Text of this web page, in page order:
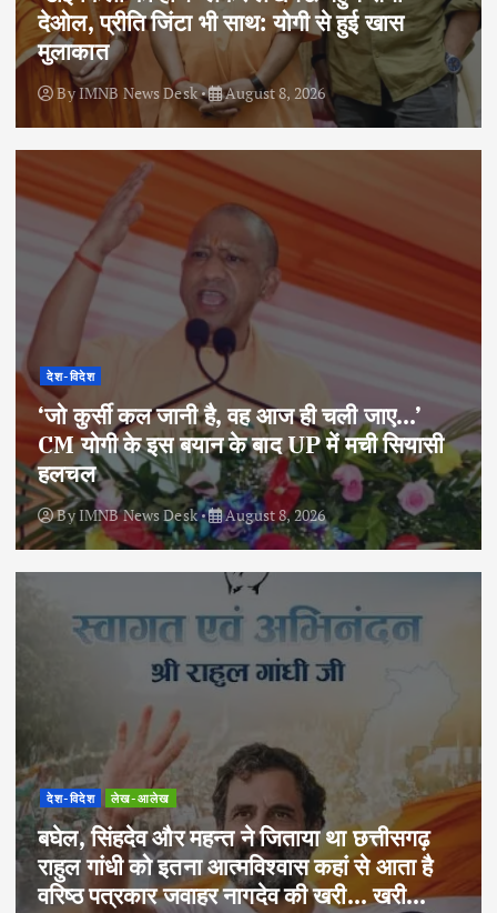
देओल, प्रीति जिंटा भी साथ: योगी से हुई खास
मुलाकात
ByIMNB News Desk August 8, 2026
देश-विदेश
‘जो कुर्सी कल जानी है, वह आज ही चली जाए…’
CM योगी के इस बयान के बाद UP में मची सियासी
हलचल
ByIMNB News Desk August 8, 2026
देश-विदेश लेख-आलेख
बघेल, सिंहदेव और महन्त ने जिताया था छत्तीसगढ़
राहुल गांधी को इतना आत्मविश्वास कहां से आता है
वरिष्ठ पत्रकार जवाहर नागदेव की खरी… खरी…